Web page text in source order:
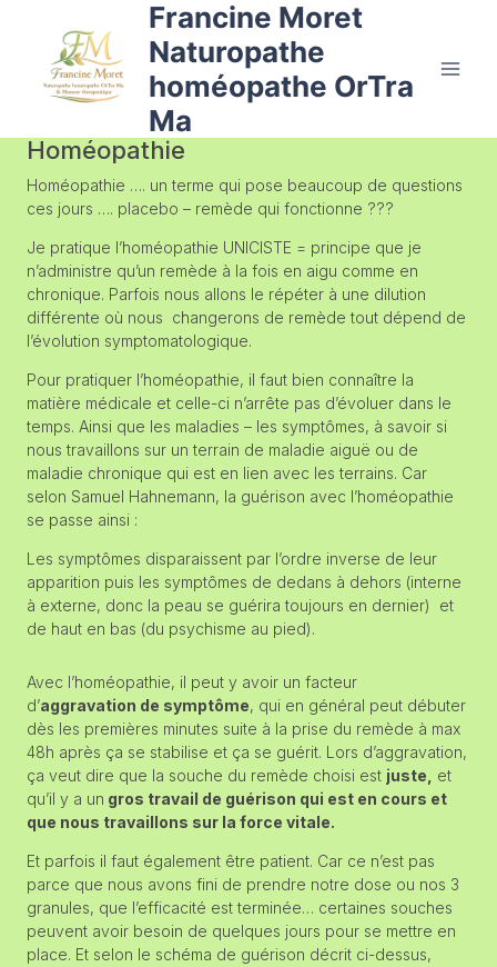
Francine Moret
Naturopathe
homéopathe OrTra
Ma
Homéopathie
Homéopathie …. un terme qui pose beaucoup de questions
ces jours …. placebo – remède qui fonctionne ???
Je pratique l’homéopathie UNICISTE = principe que je
n’administre qu’un remède à la fois en aigu comme en
chronique. Parfois nous allons le répéter à une dilution
différente où nous changerons de remède tout dépend de
l’évolution symptomatologique.
Pour pratiquer l’homéopathie, il faut bien connaître la
matière médicale et celle-ci n’arrête pas d’évoluer dans le
temps. Ainsi que les maladies – les symptômes, à savoir si
nous travaillons sur un terrain de maladie aiguë ou de
maladie chronique qui est en lien avec les terrains. Car
selon Samuel Hahnemann, la guérison avec l’homéopathie
se passe ainsi :
Les symptômes disparaissent par l’ordre inverse de leur
apparition puis les symptômes de dedans à dehors (interne
à externe, donc la peau se guérira toujours en dernier) et
de haut en bas (du psychisme au pied).
Avec l’homéopathie, il peut y avoir un facteur
d’aggravation de symptôme, qui en général peut débuter
dès les premières minutes suite à la prise du remède à max
48h après ça se stabilise et ça se guérit. Lors d’aggravation,
ça veut dire que la souche du remède choisi est juste,
et
qu’il y a un gros travail de guérison qui est en cours et
que nous travaillons sur la force vitale.
Et parfois il faut également être patient. Car ce n’est pas
parce que nous avons fini de prendre notre dose ou nos 3
granules, que l’efficacité est terminée… certaines souches
peuvent avoir besoin de quelques jours pour se mettre en
place. Et selon le schéma de guérison décrit ci-dessus,